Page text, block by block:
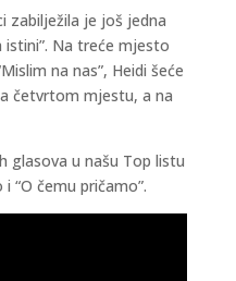
zabilježila je još jedna
istini”. Na treće mjesto
na nas”, Heidi šeće
četvrtom mjestu, a na
glasova u našu Top listu
“O čemu pričamo”.